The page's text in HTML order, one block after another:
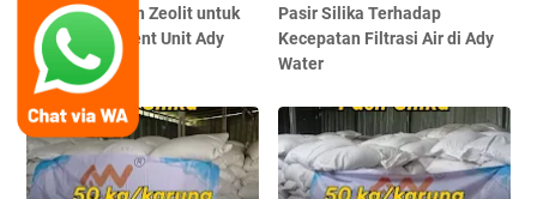
Pasir Silika dan Zeolit untuk
Water Treatment Unit Ady
Water
Pasir Silika Terhadap
Kecepatan Filtrasi Air di Ady
Water